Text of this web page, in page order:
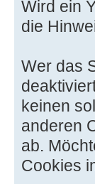
Wird ein
die
Wer das
keinen
anderen
ab.
Cookies